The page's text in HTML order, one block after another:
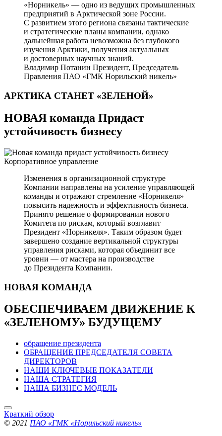
«Норникель» — одно из ведущих промышленных
предприятий в Арктической зоне России.
С развитием этого региона связаны тактические
и стратегические планы компании, однако
дальнейшая работа невозможна без глубокого
изучения Арктики, получения актуальных
и достоверных научных знаний.
Владимир Потанин Президент, Председатель
Правления ПАО «ГМК Норильский никель»
АРКТИКА СТАНЕТ «ЗЕЛЕНОЙ»
НОВАЯ команда Придаст
устойчивость бизнесу
Корпоративное управление
Изменения в организационной структуре
Компании направлены на усиление управляющей
команды и отражают стремление «Норникеля»
повысить надежность и эффективность бизнеса.
Принято решение о формировании нового
Комитета по рискам, который возглавит
Президент «Норникеля». Таким образом будет
завершено создание вертикальной структуры
управления рисками, которая объединит все
уровни — от мастера на производстве
до Президента Компании.
НОВАЯ КОМАНДА
ОБЕСПЕЧИВАЕМ ДВИЖЕНИЕ К
«ЗЕЛЕНОМУ» БУДУЩЕМУ
обращение президента
ОБРАЩЕНИЕ ПРЕДСЕДАТЕЛЯ СОВЕТА
ДИРЕКТОРОВ
НАШИ КЛЮЧЕВЫЕ ПОКАЗАТЕЛИ
НАША СТРАТЕГИЯ
НАША БИЗНЕС МОДЕЛЬ
Краткий обзор
© 2021 ПАО «ГМК «Норильский никель»